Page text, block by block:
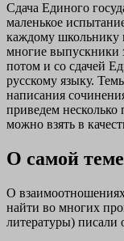
Сдача Единого
маленькое
каждому школьнику
многие выпускники
потом и со сдачей
русскому языку.
написания
приведем несколько
можно взять в
О самой теме
О
найти во многих
литературы) писали